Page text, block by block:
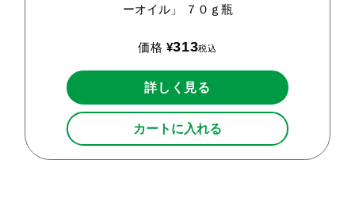
ーオイル」
７０ｇ瓶
価格 ¥313税込
詳しく見る
カートに入れる